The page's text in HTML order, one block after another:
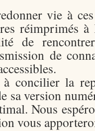
vie à
réimprimés à
de
de
à concilier la
sa version
Nous
vous